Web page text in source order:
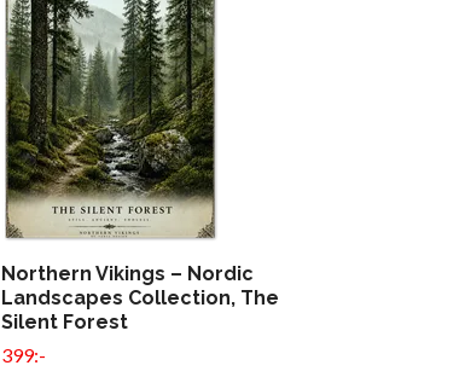
Northern Vikings – Nordic
Landscapes Collection, The
Silent Forest
399:-